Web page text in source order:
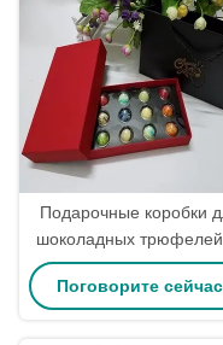
Подарочные коробки
шоколадных трюфелей
картона ODM Bonbon
пластиковой вставкой
Поговорите сейчас